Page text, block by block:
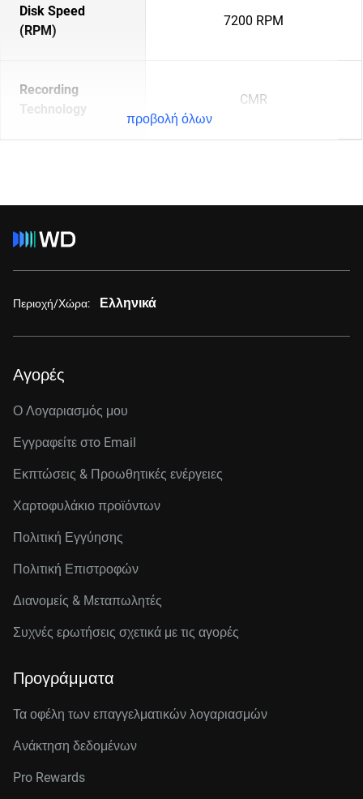
Disk Speed
(RPM)
7200 RPM
Recording
Technology
CMR
προβολή όλων
Περιοχή/Χώρα: Ελληνικά
Αγορές
Ο Λογαριασμός μου
Εγγραφείτε στo Email
Εκπτώσεις & Προωθητικές ενέργειες
Χαρτοφυλάκιο προϊόντων
Πολιτική Εγγύησης
Πολιτική Επιστροφών
Διανομείς & Μεταπωλητές
Συχνές ερωτήσεις σχετικά με τις αγορές
Προγράμματα
Τα οφέλη των επαγγελματικών λογαριασμών
Ανάκτηση δεδομένων
Pro Rewards